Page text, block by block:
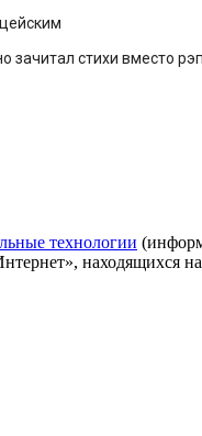
стихи вместо
технологии
находящихся